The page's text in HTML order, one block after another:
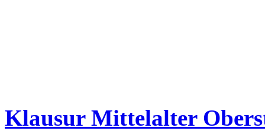
Klausur Mittelalter